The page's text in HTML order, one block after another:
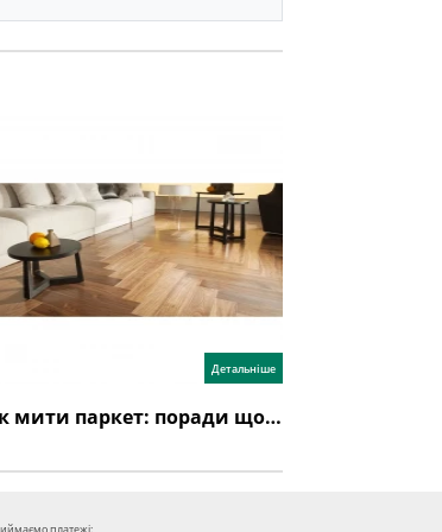
Детальніше
Як мити паркет: поради щодо догляду за паркетною дошкою